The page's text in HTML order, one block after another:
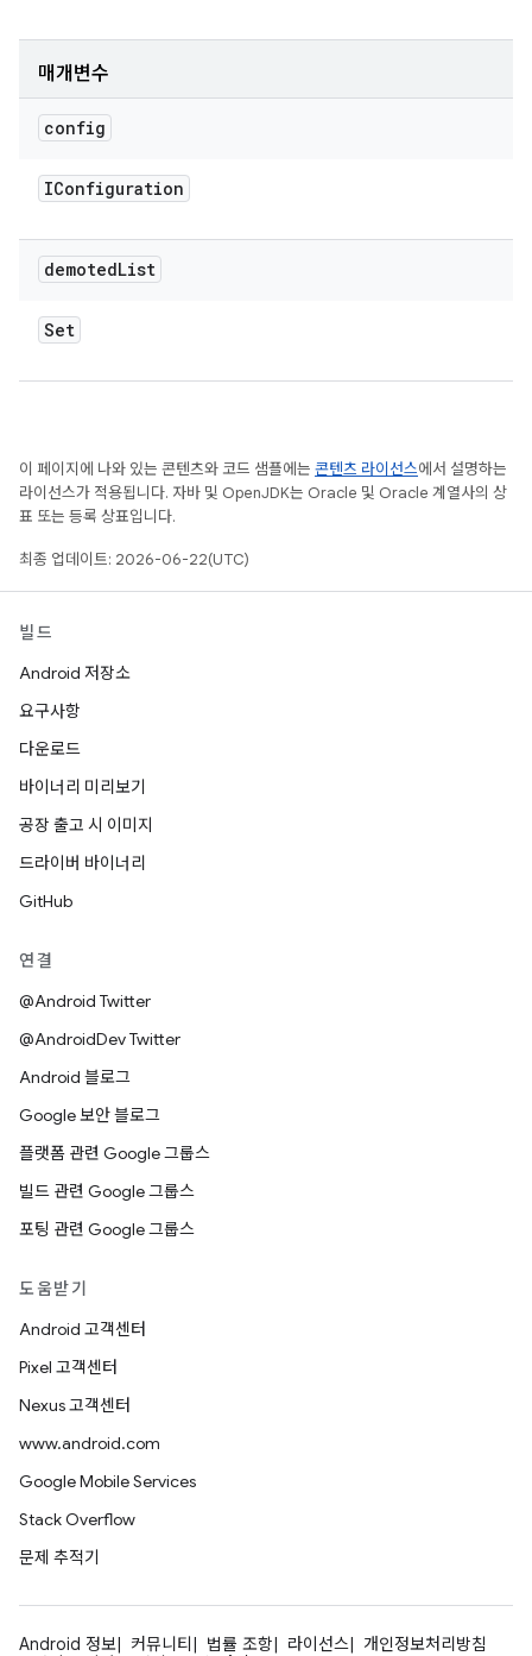
매개변수
config
IConfiguration
demotedList
Set
이 페이지에 나와 있는 콘텐츠와 코드 샘플에는 콘텐츠 라이선스에서 설명하는
라이선스가 적용됩니다. 자바 및 OpenJDK는 Oracle 및 Oracle 계열사의 상
표 또는 등록 상표입니다.
최종 업데이트: 2026-06-22(UTC)
빌드
Android 저장소
요구사항
다운로드
바이너리 미리보기
공장 출고 시 이미지
드라이버 바이너리
GitHub
연결
@Android Twitter
@AndroidDev Twitter
Android 블로그
Google 보안 블로그
플랫폼 관련 Google 그룹스
빌드 관련 Google 그룹스
포팅 관련 Google 그룹스
도움받기
Android 고객센터
Pixel 고객센터
Nexus 고객센터
www.android.com
Google Mobile Services
Stack Overflow
문제 추적기
Android 정보 커뮤니티 법률 조항 라이선스
개인정보처리방침